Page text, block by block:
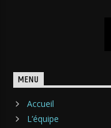
MENU
Accueil
L’équipe